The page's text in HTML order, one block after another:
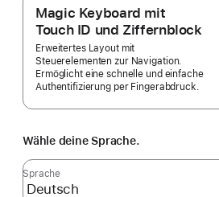
Magic Keyboard mit
Touch ID und Ziffernblock
Erweitertes Layout mit
Steuerelementen zur Navigation.
Ermöglicht eine schnelle und einfache
Authentifizierung per Fingerabdruck.
Wähle deine Sprache.
Sprache